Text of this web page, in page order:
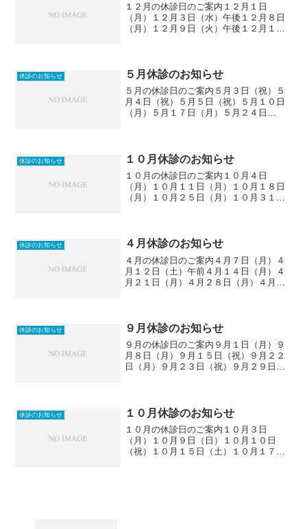
１２月の休診日のご案内１２月１日
（月）１２月３日（水）午後１２月８日
（月）１２月９日（火）午後１２月１５
診させていただきます。ご迷惑...
休診のお知らせ ５月休診のお知らせ
５月の休診日のご案内５月３日（祝）５
月４日（祝）５月５日（祝）５月１０日
（月）５月１７日（月）５月２４日
休診のお知らせ １０月休診のお知らせ
１０月の休診日のご案内１０月４日
（月）１０月１１日（月）１０月１８日
（月）１０月２５日（月）１０月３１日
休診のお知らせ ４月休診のお知らせ
４月の休診日のご案内４月７日（月）４
月１２日（土）午前４月１４日（月）４
月２１日（月）４月２８日（月）４月２
ックトップページへ
休診のお知らせ ９月休診のお知らせ
９月の休診日のご案内９月１日（月）９
月８日（月）９月１５日（祝）９月２２
日（月）９月２３日（祝）９月２９日
トップページへ
休診のお知らせ １０月休診のお知らせ
１０月の休診日のご案内１０月３日
（月）１０月９日（日）１０月１０日
（祝）１０月１５日（土）１０月１７日